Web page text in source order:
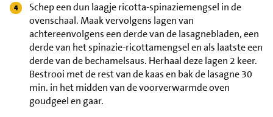
Schep een dun laagje ricotta-spinaziemengsel in de
ovenschaal. Maak vervolgens lagen van
achtereenvolgens een derde van de lasagnebladen, een
derde van het spinazie-ricottamengsel en als laatste een
derde van de bechamelsaus. Herhaal deze lagen 2 keer.
Bestrooi met de rest van de kaas en bak de lasagne 30
min. in het midden van de voorverwarmde oven
goudgeel en gaar.